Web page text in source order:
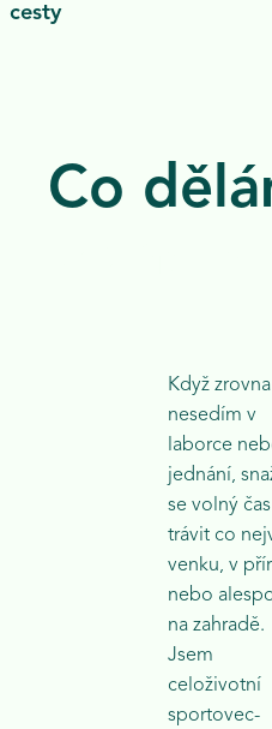
cesty
Co
Když zrovna
nesedím v
laborce
jednání,
se volný čas
trávit co
venku, v
nebo
na zahradě.
Jsem
celoživotní
sportovec-